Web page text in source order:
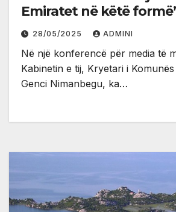
Emiratet në këtë
28/05/2025 ADMINI
Në një konferencë për media të
Kabinetin e tij, Kryetari i
Genci Nimanbegu, ka…